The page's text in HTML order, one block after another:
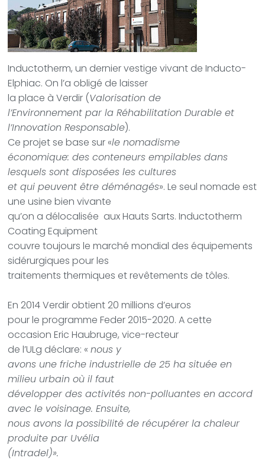
Inductotherm, un dernier vestige vivant de Inducto-
Elphiac. On l’a obligé de laisser
la place à Verdir (Valorisation de
l’Environnement par la Réhabilitation Durable et
l’Innovation Responsable).
Ce projet se base sur «le nomadisme
économique: des conteneurs empilables dans
lesquels sont disposées les cultures
et qui peuvent être déménagés». Le seul nomade est
une usine bien vivante
qu’on a délocalisée aux Hauts Sarts. Inductotherm
Coating Equipment
couvre toujours le marché mondial des équipements
sidérurgiques pour les
traitements thermiques et revêtements de tôles.
En 2014 Verdir obtient 20 millions d’euros
pour le programme Feder 2015-2020. A cette
occasion Eric Haubruge, vice-recteur
de l’ULg déclare: «nous y
avons une friche industrielle de 25 ha située en
milieu urbain où il faut
développer des activités non-polluantes en accord
avec le voisinage. Ensuite,
nous avons la possibilité de récupérer la chaleur
produite par Uvélia
(Intradel)».